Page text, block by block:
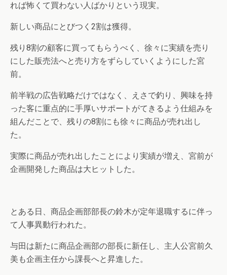
れば怖くて買わない人ばかりという現実。
新しい商品にとびつく2割は獲得。
残り8割の顧客に買ってもらうべく、徐々に実績を売り
にした販売法へと売り方をずらしていくようにした宮
前。
前半戦の広告戦略だけではなく、えさで釣り、興味を持
った客に重点的に手厚いサポートがてきるよう仕組みを
組んだことで、残りの8割にも徐々に商品が売れ出し
た。
実際に商品が売れ出したことにより実績が増え、宮前が
企画開発した商品は大ヒットした。
とある日、商品企画部部長の鈴木が定年退職するに伴っ
て人事異動行われた。
与田は新たに商品企画部の部長に新任し、主人公宮前久
美も企画主任から課長へと昇進した。